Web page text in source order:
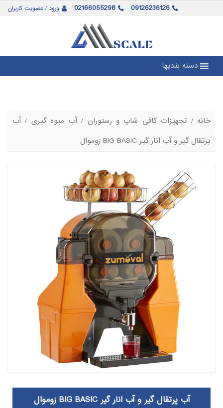
ورود / عضویت کاربران 02166055298 09126236126
دسته بندیها
خانه / تجهیزات کافی شاپ و رستوران /آب میوه گیری / آب
پرتقال گیر و آب انار گیر BIG BASIC زوموال
آب پرتقال گیر و آب انار گیر BIG BASIC زوموال